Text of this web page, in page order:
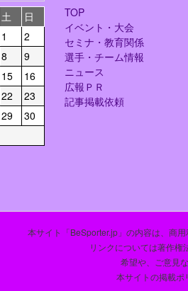
土
日
1
2
8
9
15
16
22
23
29
30
TOP
イベント・大会
セミナ・教育関係
選手・チーム情報
ニュース
広報ＰＲ
記事掲載依頼
本サイト「BeSporter.jp」の内容は、商
リンクについては著作権
希望や、ご意見
本サイトの掲載ポ